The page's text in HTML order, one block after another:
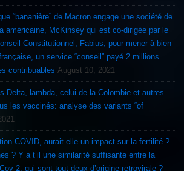
“bananière” de Macron engage une société de
américaine, McKinsey qui est co-dirigée par le
Constitutionnel, Fabius, pour mener à bien
un service “conseil” payé 2 millions
contribuables August 10, 2021
Delta, lambda, celui de la Colombie et autres
les vaccinés: analyse des variants “of
COVID, aurait elle un impact sur la fertilité ?
? Y a t’il une similarité suffisante entre la
2, qui sont tout deux d’origine retrovirale ?